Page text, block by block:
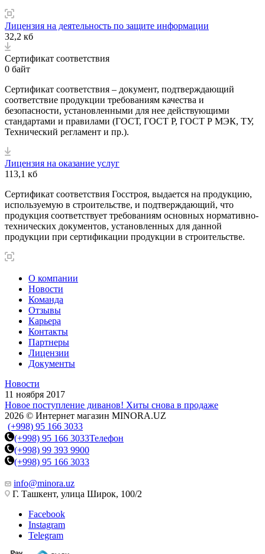
Лицензия на деятельность по защите информации
32,2 кб
Сертификат соответствия
0 байт
Сертификат соответствия – документ, подтверждающий
соответствие продукции требованиям качества и
безопасности, установленными для нее действующими
стандартами и правилами (ГОСТ, ГОСТ Р, ГОСТ Р МЭК, ТУ,
Технический регламент и пр.).
Лицензия на оказание услуг
113,1 кб
Сертификат соответствия Госстроя, выдается на продукцию,
используемую в строительстве, и подтверждающий, что
продукция соответствует требованиям основных нормативно-
технических документов, установленных для данной
продукции при сертификации продукции в строительстве.
О компании
Новости
Команда
Отзывы
Карьера
Контакты
Партнеры
Лицензии
Документы
Новости
11 ноября 2017
Новое поступление диванов! Хиты снова в продаже
2026 © Интернет магазин MINORA.UZ
(+998) 95 166 3033
(+998) 95 166 3033Телефон
(+998) 99 393 9900
(+998) 95 166 3033
info@minora.uz
Г. Ташкент, улица Широк, 100/2
Facebook
Instagram
Telegram